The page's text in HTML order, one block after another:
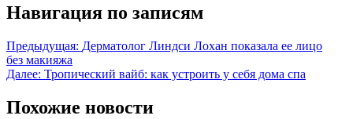
Навигация по записям
Предыдущая: Дерматолог Линдси Лохан показала ее лицо
без макияжа
Далее: Тропический вайб: как устроить у себя дома спа
Похожие новости